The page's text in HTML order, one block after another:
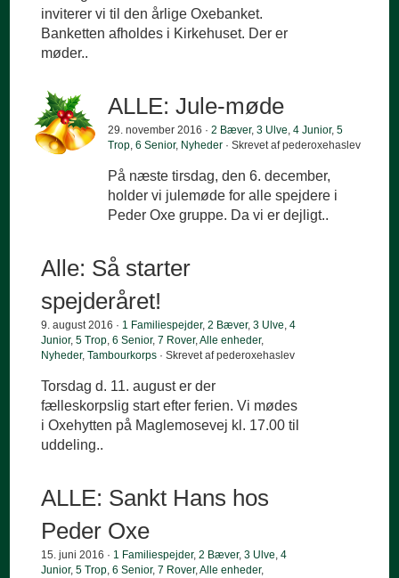
inviterer vi til den årlige Oxebanket.
Banketten afholdes i Kirkehuset. Der er
møder..
ALLE: Jule-møde
29. november 2016 ·2 Bæver,3 Ulve,4 Junior,5
Trop,6 Senior, Nyheder · Skrevet af pederoxehaslev
På næste tirsdag, den 6. december,
holder vi julemøde for alle spejdere i
Peder Oxe gruppe. Da vi er dejligt..
Alle: Så starter
spejderåret!
9. august 2016 · 1 Familiespejder,2 Bæver,3 Ulve,4
Junior,5 Trop,6 Senior,7 Rover,Alle enheder,
Nyheder,Tambourkorps · Skrevet af pederoxehaslev
Torsdag d. 11. august er der
fælleskorpslig start efter ferien. Vi mødes
i Oxehytten på Maglemosevej kl. 17.00 til
uddeling..
ALLE: Sankt Hans hos
Peder Oxe
15. juni 2016 · 1 Familiespejder,2 Bæver,3 Ulve,4
Junior,5 Trop,6 Senior,7 Rover,Alle enheder,